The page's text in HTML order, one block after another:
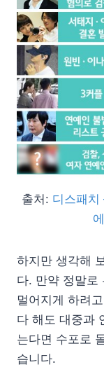
출처: 디스패치
하지만 생각해
다. 만약 정말로
멀어지게 하려
다 해도 대중과
는다면 수포로
습니다.